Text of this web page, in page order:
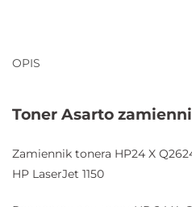
OPIS
Toner Asarto
Zamiennik tonera HP24 X
HP LaserJet 1150